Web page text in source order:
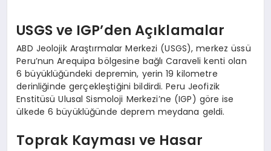
USGS ve IGP’den Açıklamalar
ABD Jeolojik Araştırmalar Merkezi (USGS), merkez üssü
Peru’nun Arequipa bölgesine bağlı Caraveli kenti olan
6 büyüklüğündeki depremin, yerin 19 kilometre
derinliğinde gerçekleştiğini bildirdi. Peru Jeofizik
Enstitüsü Ulusal Sismoloji Merkezi’ne (IGP) göre ise
ülkede 6 büyüklüğünde deprem meydana geldi.
Toprak Kayması ve Hasar